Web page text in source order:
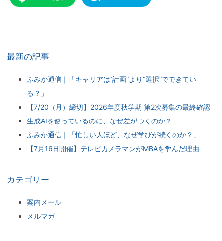
最新の記事
ふみか通信｜「キャリアは“計画”より“選択”でできてい
る？」
【7/20（月）締切】2026年度秋学期 第2次募集の最終確認
生成AIを使っているのに、なぜ差がつくのか？
ふみか通信｜「忙しい人ほど、なぜ学びが続くのか？」
【7月16日開催】テレビカメラマンがMBAを学んだ理由
カテゴリー
案内メール
メルマガ